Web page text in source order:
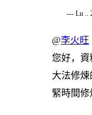
--- Lu ..
@李火旺
您好，資
大法修
緊時間修